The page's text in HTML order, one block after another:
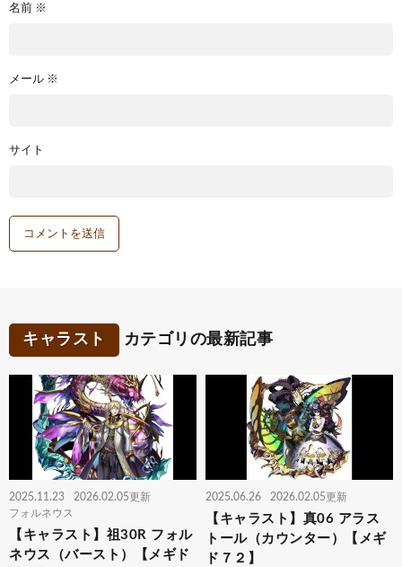
名前 ※
メール ※
サイト
キャラスト カテゴリの最新記事
2025.11.23
2026.02.05更新
フォルネウス
【キャラスト】祖30R フォル
ネウス（バースト）【メギド
2025.06.26 2026.02.05更新
【キャラスト】真06 アラス
トール（カウンター）【メギ
ド７２】